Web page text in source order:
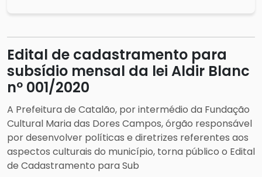
Edital de cadastramento para
subsídio mensal da lei Aldir Blanc
nº 001/2020
A Prefeitura de Catalão, por intermédio da Fundação
Cultural Maria das Dores Campos, órgão responsável
por desenvolver políticas e diretrizes referentes aos
aspectos culturais do município, torna público o Edital
de Cadastramento para Sub